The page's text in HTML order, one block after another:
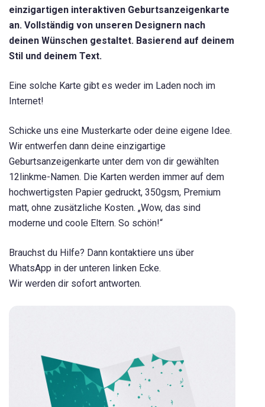
einzigartigen interaktiven Geburtsanzeigenkarte
an. Vollständig von unseren Designern nach
deinen Wünschen gestaltet. Basierend auf deinem
Stil und deinem Text.
Eine solche Karte gibt es weder im Laden noch im
Internet!
Schicke uns eine Musterkarte oder deine eigene Idee.
Wir entwerfen dann deine einzigartige
Geburtsanzeigenkarte unter dem von dir gewählten
12linkme-Namen. Die Karten werden immer auf dem
hochwertigsten Papier gedruckt, 350gsm, Premium
matt, ohne zusätzliche Kosten. „Wow, das sind
moderne und coole Eltern. So schön!“
Brauchst du Hilfe? Dann kontaktiere uns über
WhatsApp in der unteren linken Ecke.
Wir werden dir sofort antworten.